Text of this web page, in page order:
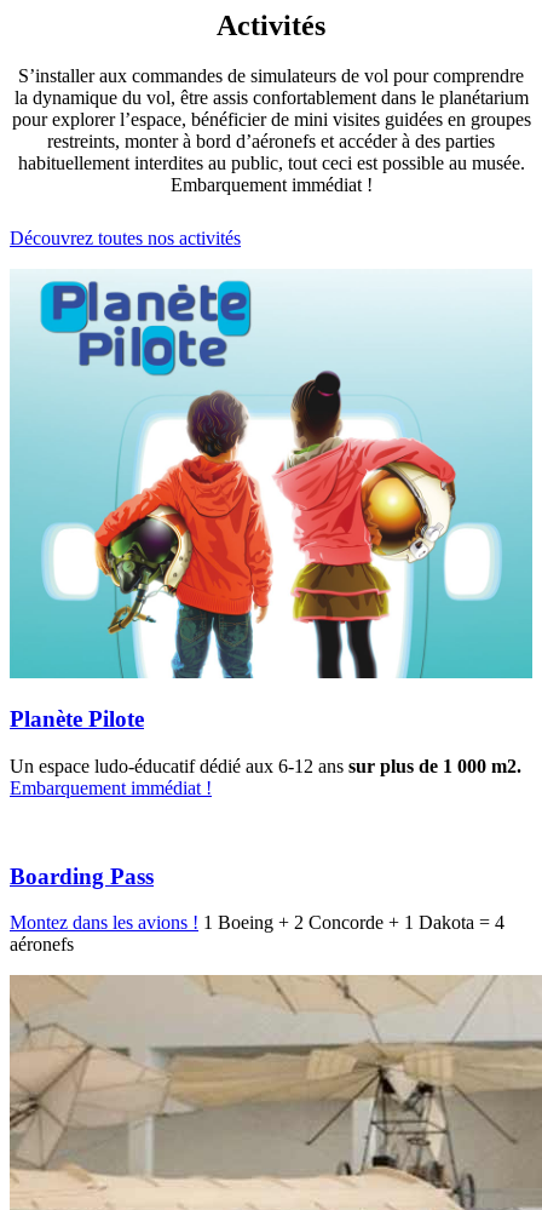
Activités
S’installer aux commandes de simulateurs de vol pour comprendre
la dynamique du vol, être assis confortablement dans le planétarium
pour explorer l’espace, bénéficier de mini visites guidées en groupes
restreints, monter à bord d’aéronefs et accéder à des parties
habituellement interdites au public, tout ceci est possible au musée.
Embarquement immédiat !
Découvrez toutes nos activités
Planète Pilote
Un espace ludo-éducatif dédié aux 6-12 ans sur plus de 1 000 m2.
Embarquement immédiat !
Boarding Pass
Montez dans les avions ! 1 Boeing + 2 Concorde + 1 Dakota = 4
aéronefs